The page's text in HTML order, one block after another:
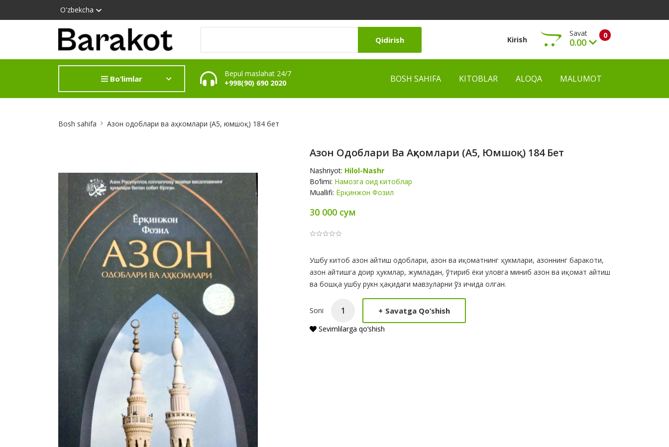
O'zbekcha
Qidirish Kirish 0
Savat
0.00
Ko‘rish
Bo‘limlar
Bepul maslahat 24/7
+998(90) 690 2020
BOSH SAHIFA KITOBLAR ALOQA MALUMOT
Bosh sahifa Азон одоблари ва аҳкомлари (А5, юмшоқ) 184 бет
Азон Одоблари Ва Аҳкомлари (А5, Юмшоқ) 184 Бет
Nashriyot: Hilol-Nashr
Bo‘limi: Намозга оид китоблар
Muallifi: Ёрқинжон Фозил
30 000 сум
Product
Summery
Ушбу китоб азон айтиш одоблари, азон ва иқоматнинг ҳукмлари, азоннинг баракоти,
азон айтишга доир ҳукмлар, жумладан, ўтириб ёки уловга миниб азон ва иқомат айтиш
ва бошқа ушбу рукн ҳақидаги мавзуларни ўз ичида олган.
Soni + Savatga Qo‘shish
Sevimlilarga qo‘shish